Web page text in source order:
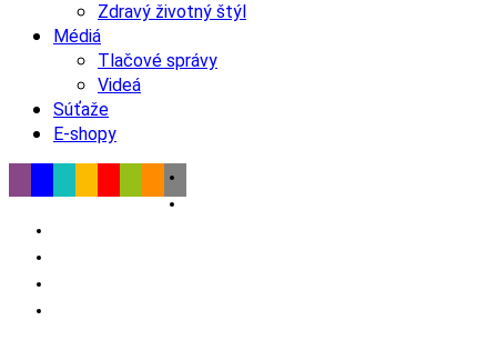
Zdravý životný štýl
Médiá
Tlačové správy
Videá
Súťaže
E-shopy